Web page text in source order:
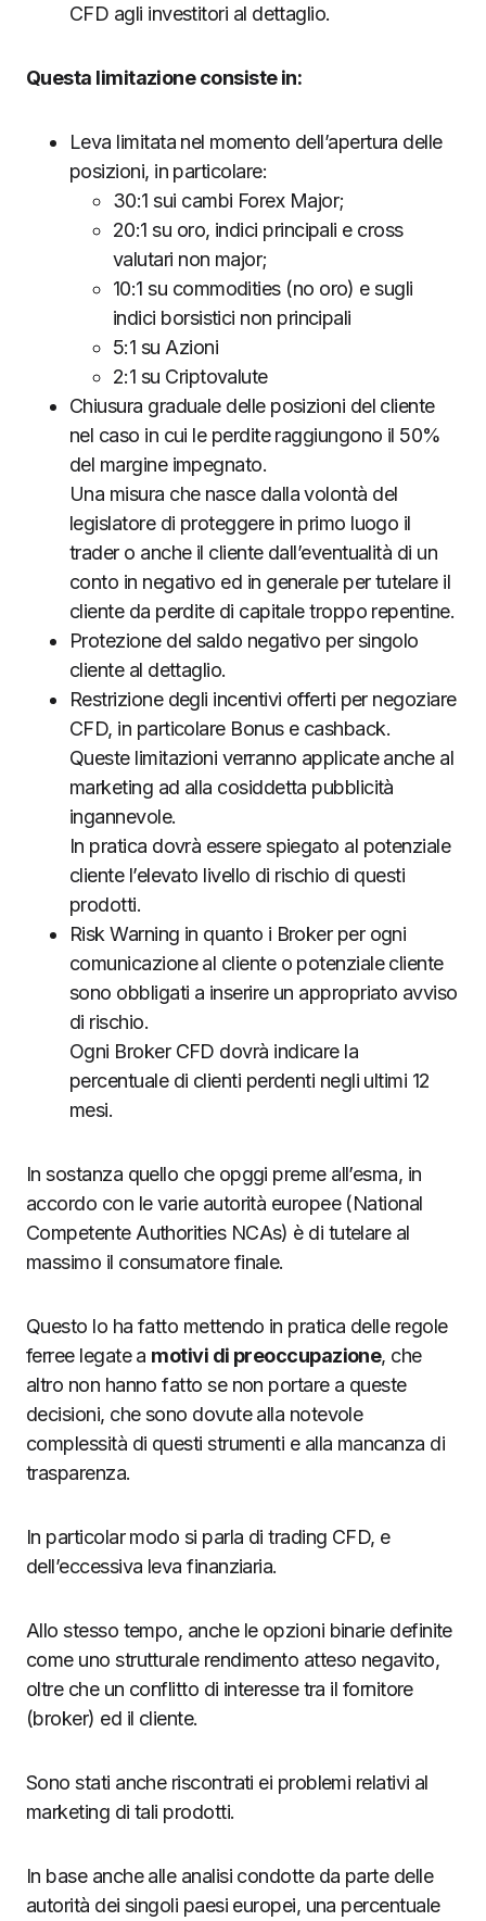
CFD agli investitori al dettaglio.
Questa limitazione consiste in:
Leva limitata nel momento dell’apertura delle
posizioni, in particolare:
30:1 sui cambi Forex Major;
20:1 su oro, indici principali e cross
valutari non major;
10:1 su commodities (no oro) e sugli
indici borsistici non principali
5:1 su Azioni
2:1 su Criptovalute
Chiusura graduale delle posizioni del cliente
nel caso in cui le perdite raggiungono il 50%
del margine impegnato.
Una misura che nasce dalla volontà del
legislatore di proteggere in primo luogo il
trader o anche il cliente dall’eventualità di un
conto in negativo ed in generale per tutelare il
cliente da perdite di capitale troppo repentine.
Protezione del saldo negativo per singolo
cliente al dettaglio.
Restrizione degli incentivi offerti per negoziare
CFD, in particolare Bonus e cashback.
Queste limitazioni verranno applicate anche al
marketing ad alla cosiddetta pubblicità
ingannevole.
In pratica dovrà essere spiegato al potenziale
cliente l’elevato livello di rischio di questi
prodotti.
Risk Warning in quanto i Broker per ogni
comunicazione al cliente o potenziale cliente
sono obbligati a inserire un appropriato avviso
di rischio.
Ogni Broker CFD dovrà indicare la
percentuale di clienti perdenti negli ultimi 12
mesi.
In sostanza quello che opggi preme all’esma, in
accordo con le varie autorità europee (National
Competente Authorities NCAs) è di tutelare al
massimo il consumatore finale.
Questo lo ha fatto mettendo in pratica delle regole
ferree legate a motivi di preoccupazione, che
altro non hanno fatto se non portare a queste
decisioni, che sono dovute alla notevole
complessità di questi strumenti e alla mancanza di
trasparenza.
In particolar modo si parla di trading CFD, e
dell’eccessiva leva finanziaria.
Allo stesso tempo, anche le opzioni binarie definite
come uno strutturale rendimento atteso negavito,
oltre che un conflitto di interesse tra il fornitore
(broker) ed il cliente.
Sono stati anche riscontrati ei problemi relativi al
marketing di tali prodotti.
In base anche alle analisi condotte da parte delle
autorità dei singoli paesi europei, una percentuale